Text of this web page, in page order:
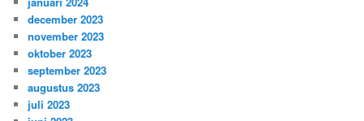
december 2023
november 2023
oktober 2023
september 2023
augustus 2023
juli 2023